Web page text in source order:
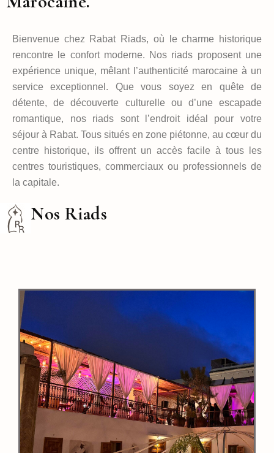
Bienvenue chez Rabat Riads, où le charme historique
rencontre le confort moderne. Nos riads proposent une
expérience unique, mêlant l’authenticité marocaine à un
service exceptionnel. Que vous soyez en quête de
détente, de découverte culturelle ou d’une escapade
romantique, nos riads sont l’endroit idéal pour votre
séjour à Rabat. Tous situés en zone piétonne, au cœur du
centre historique, ils offrent un accès facile à tous les
centres touristiques, commerciaux ou professionnels de
la capitale.
Nos Riads
VOIR PLUS